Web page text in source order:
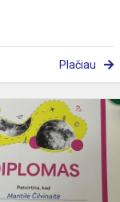
Plačiau